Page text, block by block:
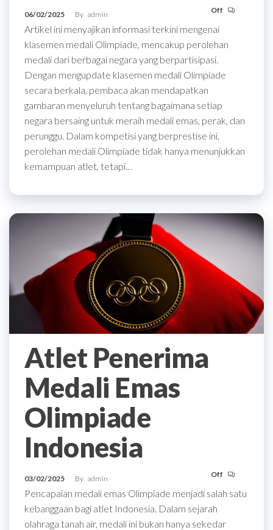
06/02/2025 By admin Off
Artikel ini menyajikan informasi terkini mengenai
klasemen medali Olimpiade, mencakup perolehan
medali dari berbagai negara yang berpartisipasi.
Dengan mengupdate klasemen medali Olimpiade
secara berkala, pembaca akan mendapatkan
gambaran menyeluruh tentang bagaimana setiap
negara bersaing untuk meraih medali emas, perak, dan
perunggu. Dalam kompetisi yang berprestise ini,
perolehan medali Olimpiade tidak hanya menunjukkan
kemampuan atlet, tetapi…
Atlet Penerima
Medali Emas
Olimpiade
Indonesia
03/02/2025 By admin Off
Pencapaian medali emas Olimpiade menjadi salah satu
kebanggaan bagi atlet Indonesia. Dalam sejarah
olahraga tanah air, medali ini bukan hanya sekedar